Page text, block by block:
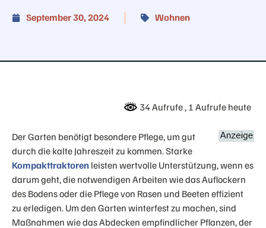
September 30, 2024 Wohnen
34 Aufrufe , 1 Aufrufe heute
Der Garten benötigt besondere Pflege, um gut
durch die kalte Jahreszeit zu kommen. Starke
Kompakttraktoren leisten wertvolle Unterstützung, wenn es
darum geht, die notwendigen Arbeiten wie das Auflockern
des Bodens oder die Pflege von Rasen und Beeten effizient
zu erledigen. Um den Garten winterfest zu machen, sind
Maßnahmen wie das Abdecken empfindlicher Pflanzen, der